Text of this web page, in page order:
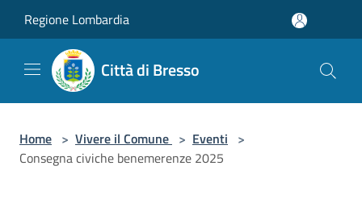
Regione Lombardia
Città di Bresso
Home > Vivere il Comune > Eventi >
Consegna civiche benemerenze 2025